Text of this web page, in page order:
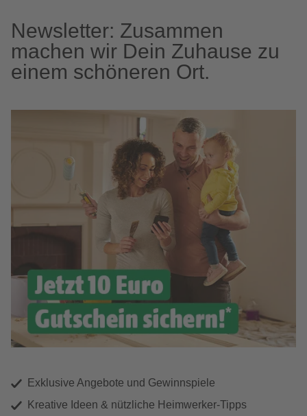
Newsletter: Zusammen
machen wir Dein Zuhause zu
einem schöneren Ort.
Exklusive Angebote und Gewinnspiele
Kreative Ideen & nützliche Heimwerker-Tipps